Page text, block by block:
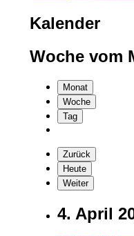
Kalender
Woche vom
Monat
Woche
Tag
Zurück
Heute
Weiter
4. April